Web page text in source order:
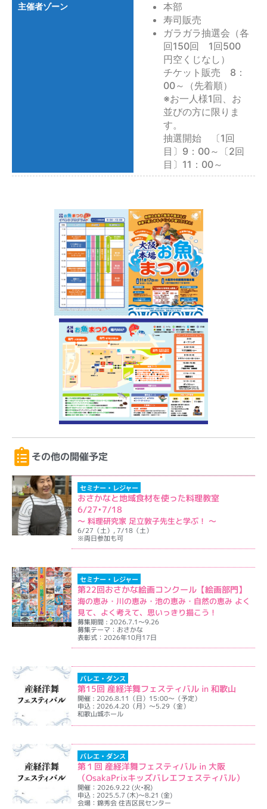
主催者ゾーン
本部
寿司販売
ガラガラ抽選会（各
回150回 1回500
円空くじなし）
チケット販売 8：
00～（先着順）
※お一人様1回、お
並びの方に限りま
す。
抽選開始 〔1回
目〕9：00～〔2回
目〕11：00～
その他の開催予定
セミナー・レジャー
おさかなと地域食材を使った料理教室
6/27•7/18
〜 料理研究家 足立敦子先生と学ぶ！ 〜
6/27（土）, 7/18（土）
※両日参加も可
セミナー・レジャー
第22回おさかな絵画コンクール【絵画部門】
海の恵み・川の恵み・池の恵み・自然の恵み よく
見て、よく考えて、思いっきり描こう！
募集期間 : 2026.7.1～9.26
募集テーマ：おさかな
表彰式：2026年10月17日
バレエ・ダンス
第15回 産経洋舞フェスティバル in 和歌山
開催 : 2026.8.11（日）15:00～（予定）
申込 : 2026.4.20（月）～5.29（金）
和歌山城ホール
バレエ・ダンス
第１回 産経洋舞フェスティバル in 大阪
（OsakaPrixキッズバレエフェスティバル）
開催：2026.9.22 (火•祝)
申込 : 2025.5.7 (木)～8.21 (金)
会場：錦秀会 住吉区民センター